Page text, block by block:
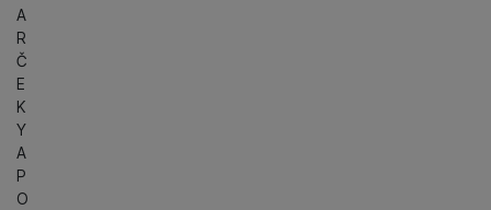
A
R
Č
E
K
Y
A
P
O